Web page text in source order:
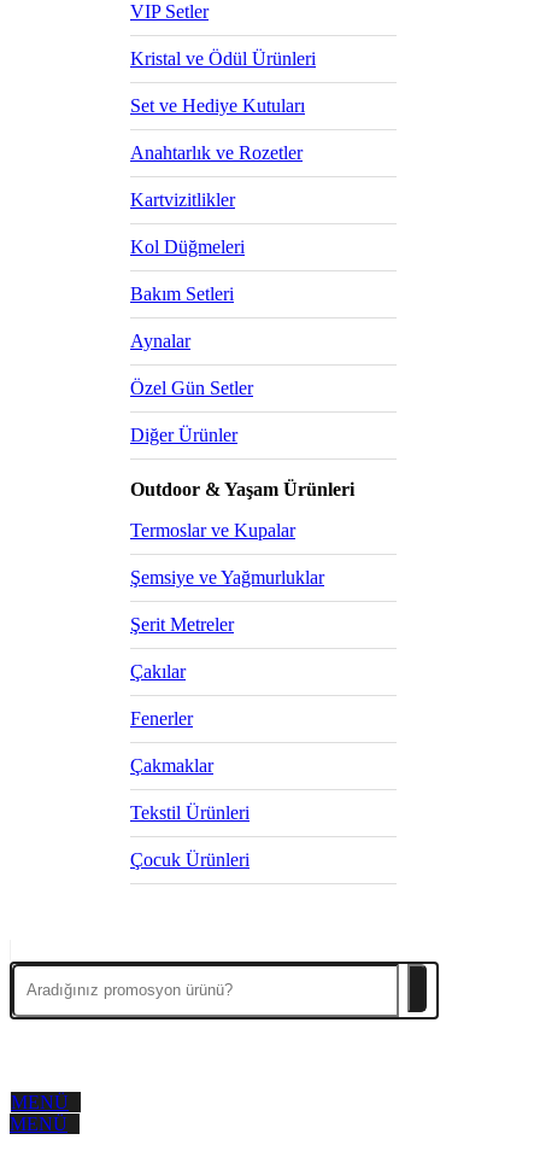
VIP Setler
Kristal ve Ödül Ürünleri
Set ve Hediye Kutuları
Anahtarlık ve Rozetler
Kartvizitlikler
Kol Düğmeleri
Bakım Setleri
Aynalar
Özel Gün Setler
Diğer Ürünler
Outdoor & Yaşam Ürünleri
Termoslar ve Kupalar
Şemsiye ve Yağmurluklar
Şerit Metreler
Çakılar
Fenerler
Çakmaklar
Tekstil Ürünleri
Çocuk Ürünleri